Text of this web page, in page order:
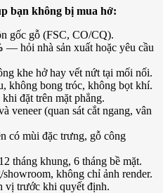
bạn không bị mua hớ:
gốc gỗ (FSC, CO/CQ).
— hỏi nhà sản xuất hoặc yêu cầu
khe hở hay vết nứt tại mối nối.
không bong tróc, không bọt khí.
đặt trên mặt phẳng.
veneer (quan sát cắt ngang, vân
có mùi đặc trưng, gỗ công
tháng khung, 6 tháng bề mặt.
không chỉ ảnh render.
vị trước khi quyết định.